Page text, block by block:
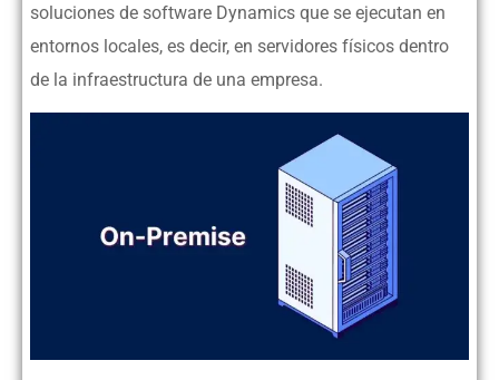
soluciones de software Dynamics que se ejecutan en
entornos locales, es decir, en servidores físicos dentro
de la infraestructura de una empresa.